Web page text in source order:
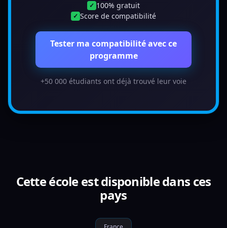
✓ 100% gratuit
✓ Score de compatibilité
Tester ma compatibilité avec ce
programme
+50 000 étudiants ont déjà trouvé leur voie
Cette école est disponible dans ces
pays